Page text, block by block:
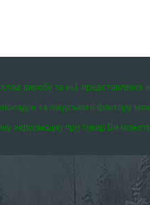
виробу та ін.),
та людського фактору
інформацію про товар Ви